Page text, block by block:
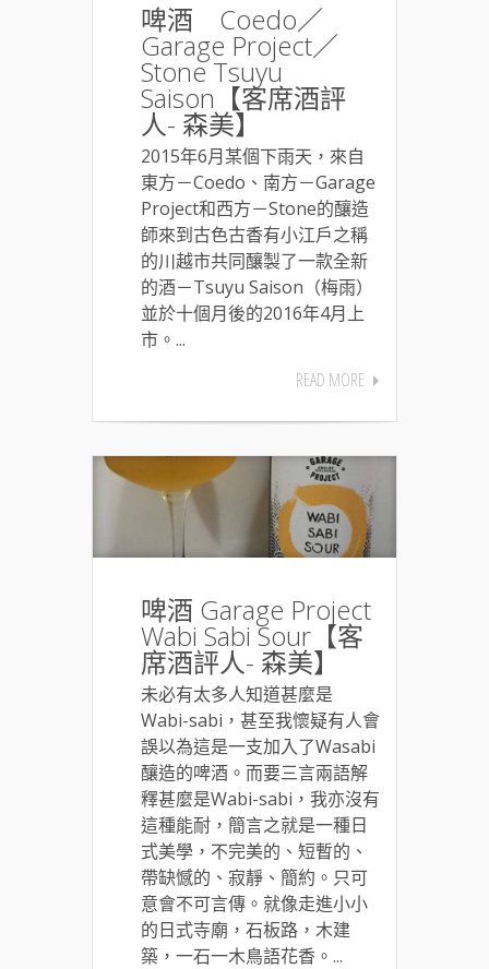
啤酒 Coedo／
Garage Project／
Stone Tsuyu
Saison【客席酒評
人- 森美】
2015年6月某個下雨天，來自
東方－Coedo、南方－Garage
Project和西方－Stone的釀造
師來到古色古香有小江戶之稱
的川越市共同釀製了一款全新
的酒－Tsuyu Saison（梅雨）
並於十個月後的2016年4月上
市。...
READ MORE
啤酒 Garage Project
Wabi Sabi Sour【客
席酒評人- 森美】
未必有太多人知道甚麼是
Wabi-sabi，甚至我懷疑有人會
誤以為這是一支加入了Wasabi
釀造的啤酒。而要三言兩語解
釋甚麼是Wabi-sabi，我亦沒有
這種能耐，簡言之就是一種日
式美學，不完美的、短暫的、
帶缺憾的、寂靜、簡約。只可
意會不可言傳。就像走進小小
的日式寺廟，石板路，木建
築，一石一木鳥語花香。...